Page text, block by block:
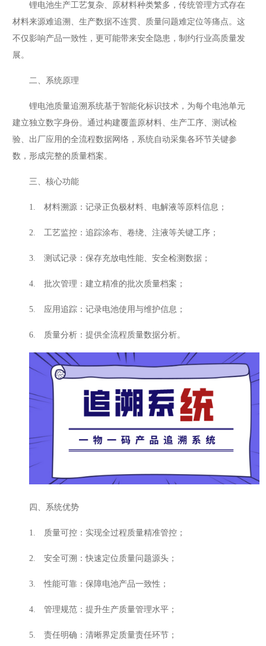
锂电池生产工艺复杂、原材料种类繁多，传统管理方式存在
材料来源难追溯、生产数据不连贯、质量问题难定位等痛点。这
不仅影响产品一致性，更可能带来安全隐患，制约行业高质量发
展。
二、系统原理
锂电池质量追溯系统基于智能化标识技术，为每个电池单元
建立独立数字身份。通过构建覆盖原材料、生产工序、测试检
验、出厂应用的全流程数据网络，系统自动采集各环节关键参
数，形成完整的质量档案。
三、核心功能
1. 材料溯源：记录正负极材料、电解液等原料信息；
2. 工艺监控：追踪涂布、卷绕、注液等关键工序；
3. 测试记录：保存充放电性能、安全检测数据；
4. 批次管理：建立精准的批次质量档案；
5. 应用追踪：记录电池使用与维护信息；
6. 质量分析：提供全流程质量数据分析。
四、系统优势
1. 质量可控：实现全过程质量精准管控；
2. 安全可溯：快速定位质量问题源头；
3. 性能可靠：保障电池产品一致性；
4. 管理规范：提升生产质量管理水平；
5. 责任明确：清晰界定质量责任环节；